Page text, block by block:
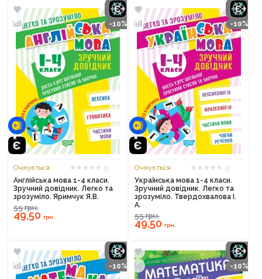
-10%
Очікується
0
Англійська мова 1-4 класи.
Зручний довідник. Легко та
зрозуміло. Яримчук Я.В.
55грн.
49,50 грн.
-10%
Очікується
0
Українська мова 1-4 класи.
Зручний довідник. Легко та
зрозуміло. Твердохвалова І.
А.
55грн.
49,50 грн.
-10% -10%